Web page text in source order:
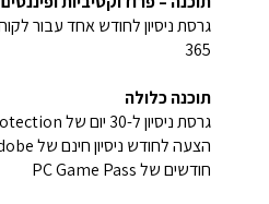
365
תוכנה כלולה
חודשים של PC Game Pass